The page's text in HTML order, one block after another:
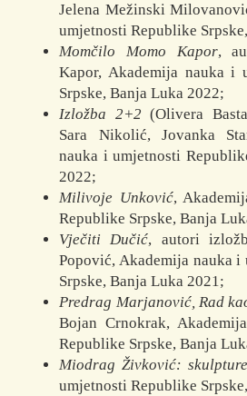
Jelena Mežinski
umjetnosti Republike
Momčilo Momo Kapor,
Kapor, Akademija nauka i
Srpske, Banja Luka 2022;
Izložba 2+2(Olivera
Sara Nikolić, Jovanka
nauka i umjetnosti
2022;
Milivoje Unković,
Republike Srpske, Banja
Vječiti Dučić, autori
Popović, Akademija nauka
Srpske, Banja Luka 2021;
Predrag Marjanović, Rad
Bojan Crnokrak,
Republike Srpske, Banja
Miodrag Živković: skulpture
umjetnosti Republike